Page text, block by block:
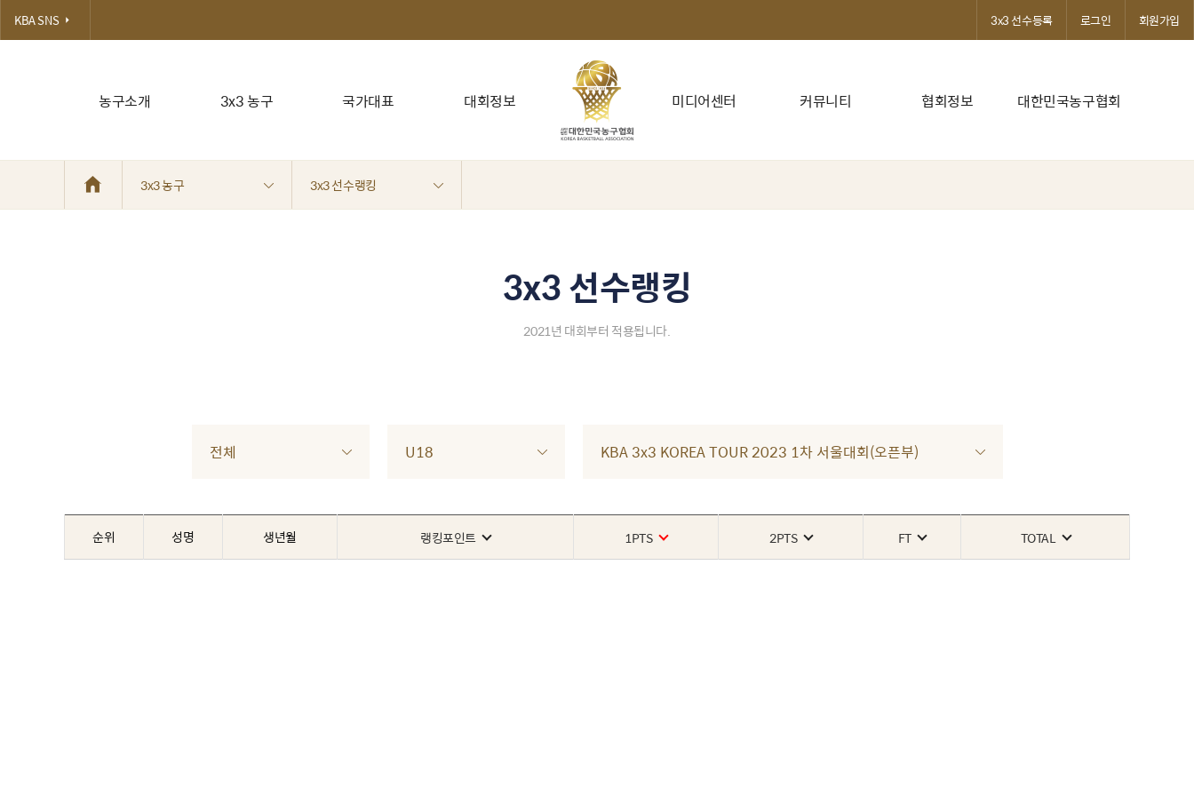
농구소개 3x3 농구 국가대표 대회정보 미디어센터 커뮤니티 협회정보 대한민국농구협회
KBA SNS 3x3 선수등록 로그인 회원가입
3x3 농구 3x3 선수랭킹
3x3 선수랭킹
2021년 대회부터 적용됩니다.
전체 U18 KBA 3x3 KOREA TOUR 2023 1차 서울대회(오픈부)
순위 성명 생년월 랭킹포인트 1PTS 2PTS FT TOTAL